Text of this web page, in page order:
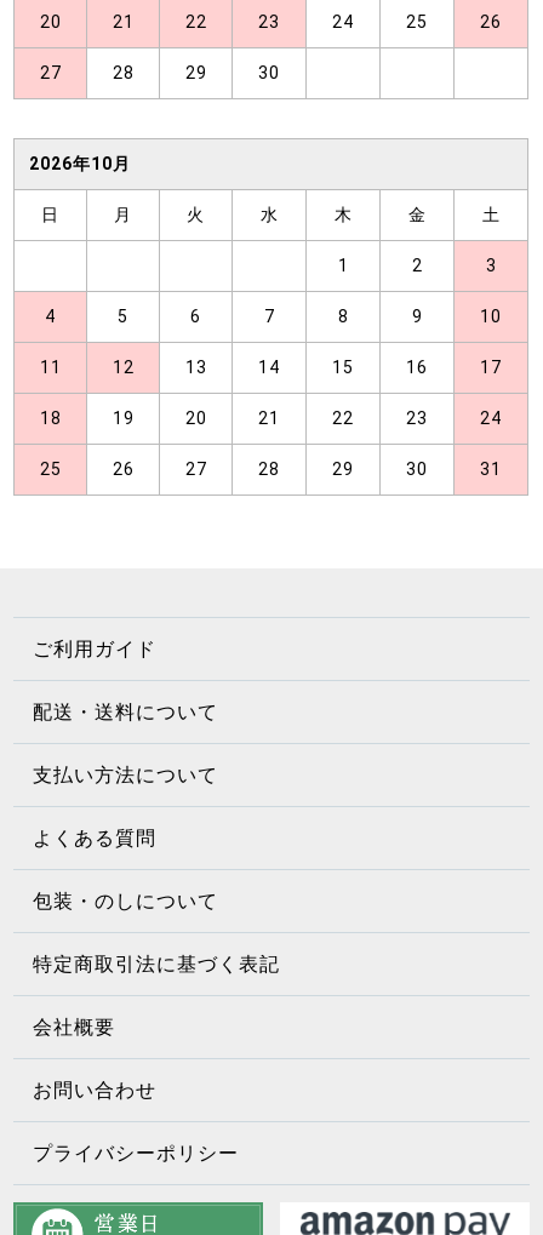
20 21 22 23 24 25 26
27 28 29 30
2026年10月
日 月 火 水 木 金 土
1 2 3
4 5 6 7 8 9 10
11 12 13 14 15 16 17
18 19 20 21 22 23 24
25 26 27 28 29 30 31
ご利用ガイド
配送・送料について
支払い方法について
よくある質問
包装・のしについて
特定商取引法に基づく表記
会社概要
お問い合わせ
プライバシーポリシー